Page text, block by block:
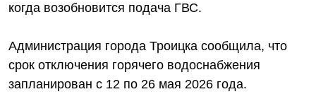
когда возобновится подача ГВС.
Администрация города Троицка сообщила, что
срок отключения горячего водоснабжения
запланирован с 12 по 26 мая 2026 года.